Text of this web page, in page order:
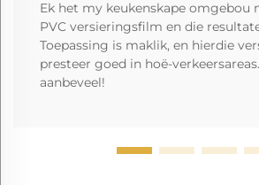
Ek het my keukenskape omgebou
PVC versieringsfilm en die
Toepassing is maklik, en hierdie
presteer goed in hoë-
aanbeveel!